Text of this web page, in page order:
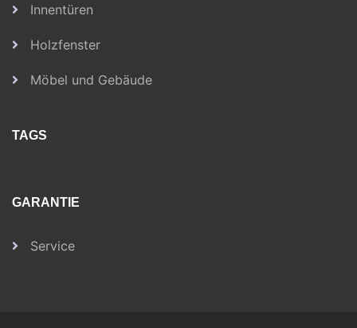
Innentüren
Holzfenster
Möbel und Gebäude
TAGS
GARANTIE
Service